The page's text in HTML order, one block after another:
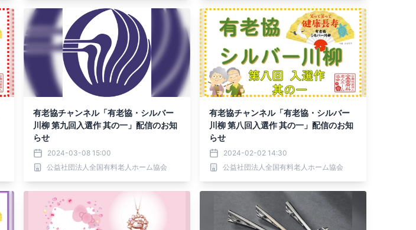
有老協チャンネル「有老協・シルバー
川柳 第九回入選作 其の一」配信のお知
らせ
2024-03-08 15:00
公益社団法人全国有料老人ホーム協会
有老協チャンネル「有老協・シルバー
川柳 第八回入選作 其の一」配信のお知
らせ
2024-02-02 14:30
公益社団法人全国有料老人ホーム協会